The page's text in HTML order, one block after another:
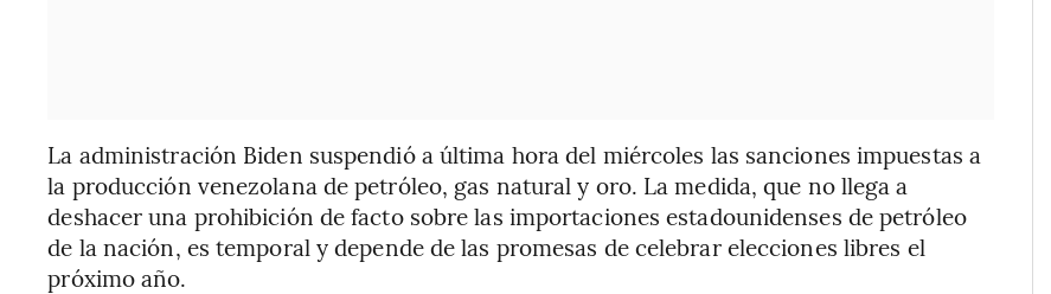
La administración Biden suspendió a última hora del miércoles las sanciones impuestas a
la producción venezolana de petróleo, gas natural y oro. La medida, que no llega a
deshacer una prohibición de facto sobre las importaciones estadounidenses de petróleo
de la nación, es temporal y depende de las promesas de celebrar elecciones libres el
próximo año.